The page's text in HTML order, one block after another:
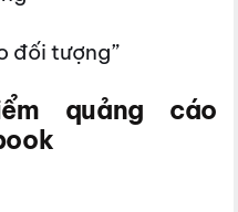
đối tượng”
quảng cáo